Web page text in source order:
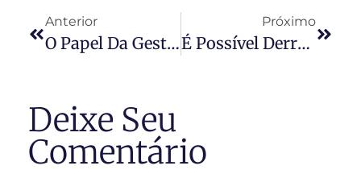
Anterior
O Papel Da Gestão Condominial Na Queda De Energia
Próximo
É Possível Derrubar Uma Dívida Condominial?
Deixe Seu
Comentário